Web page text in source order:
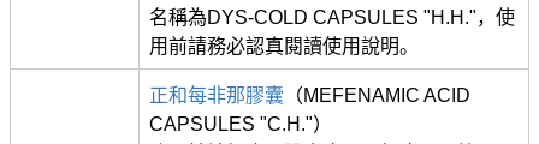
名稱為DYS-COLD CAPSULES "H.H."，使
用前請務必認真閱讀使用說明。
正和每非那膠囊 （MEFENAMIC ACID
CAPSULES "C.H."）